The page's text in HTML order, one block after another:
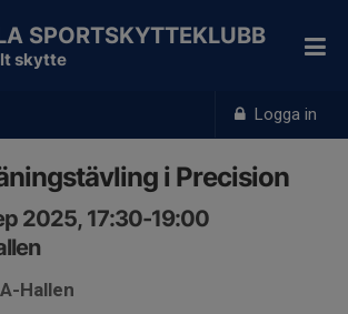
Logga in
SPORTSKYTTEKLUBB
skytte
i Precision
2025, 17:30-19:00
Hallen